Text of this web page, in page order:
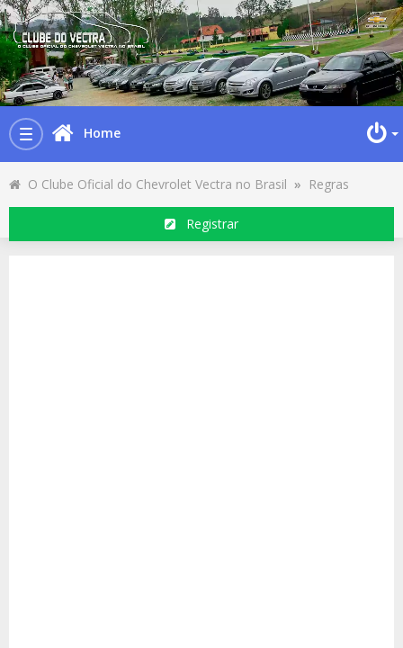
Toggle
navigation
Home
O Clube Oficial do Chevrolet Vectra no Brasil » Regras
Registrar